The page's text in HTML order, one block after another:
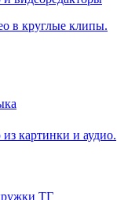
в круглые клипы.
картинки и аудио.
ТГ